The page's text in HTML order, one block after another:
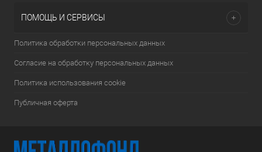
ПОМОЩЬ И СЕРВИСЫ
Политика обработки персональных данных
Согласие на обработку персональных данных
Политика использования cookie
Публичная оферта